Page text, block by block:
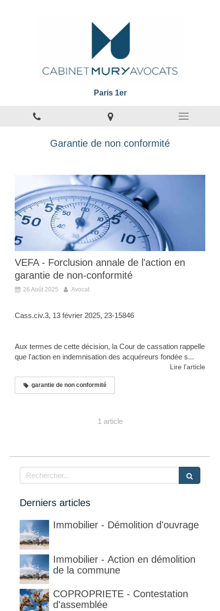
Paris 1er
Garantie de non conformité
VEFA - Forclusion annale de l'action en
garantie de non-conformité
26 Août 2025 Avocat
Cass.civ.3, 13 février 2025, 23-15846
Aux termes de cette décision, la Cour de cassation rappelle
que l'action en indemnisation des acquéreurs fondée s...
Lire l'article
garantie de non conformité
1 article
Rechercher
Derniers articles
Immobilier - Démolition d'ouvrage
Immobilier - Action en démolition
de la commune
COPROPRIETE - Contestation
d'assemblée